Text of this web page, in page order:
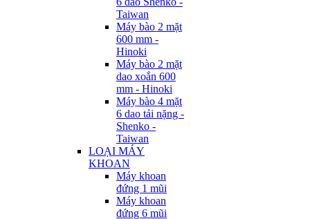
Taiwan
Máy bào 2 mặt
600 mm -
Hinoki
Máy bào 2 mặt
dao xoắn 600
mm - Hinoki
Máy bào 4 mặt
6 dao tải nặng -
Shenko -
Taiwan
LOẠI MÁY
KHOAN
Máy khoan
đứng 1 mũi
Máy khoan
đứng 6 mũi